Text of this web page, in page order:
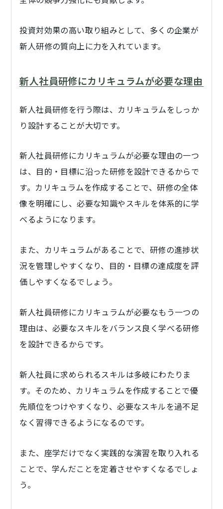
投資対効果の高い取り組みとして、多くの企業が
新人研修の質向上に力を入れています。
新人社員研修にカリキュラムが必要な理由
新人社員研修を行う際は、カリキュラムをしっか
り設計することが大切です。
新人社員研修にカリキュラムが必要な理由の一つ
は、目的・目標に沿った研修を設計できるからで
す。カリキュラムを作成することで、研修の全体
像を明確にし、必要な知識やスキルを体系的に学
べるようになります。
また、カリキュラムがあることで、研修の進捗状
況を管理しやすくなり、目的・目標の達成度を評
価しやすくなるでしょう。
新人社員研修にカリキュラムが必要なもう一つの
理由は、必要なスキルをバランス良く学べる研修
を設計できるからです。
新人社員に求められるスキルは多岐にわたりま
す。そのため、カリキュラムを作成することで優
先順位をつけやすくなり、必要なスキルを過不足
なく習得できるようになるのです。
また、座学だけでなく実践的な演習を取り入れる
ことで、学んだことを定着させやすくなるでしょ
う。